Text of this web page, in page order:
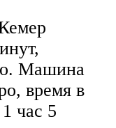
Машина
время в
час 5